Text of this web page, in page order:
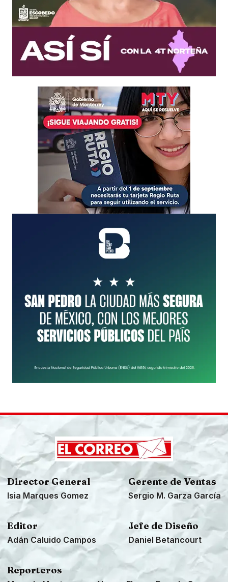
Director General
Isia Marques Gomez
Gerente de Ventas
Sergio M. Garza García
Editor
Adán Caluido Campos
Jefe de Diseño
Daniel Betancourt
Reporteros